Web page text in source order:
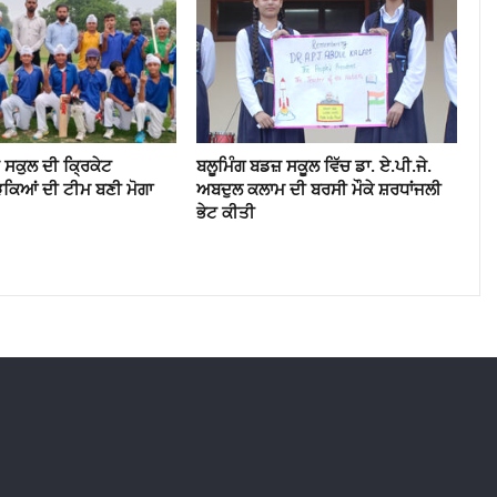
ਦੀ ਕ੍ਰਿਕੇਟ
ਦੀ ਟੀਮ ਬਣੀ ਮੋਗਾ
ਬਲੂਮਿੰਗ ਬਡਜ਼ ਸਕੂਲ ਵਿੱਚ ਡਾ. ਏ.ਪੀ.ਜੇ.
ਅਬਦੁਲ ਕਲਾਮ ਦੀ ਬਰਸੀ ਮੌਕੇ ਸ਼ਰਧਾਂਜਲੀ
ਭੇਟ ਕੀਤੀ